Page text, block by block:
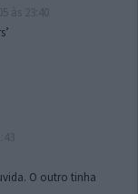
O outro tinha